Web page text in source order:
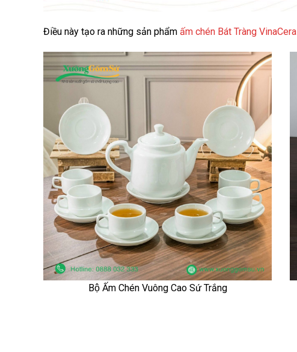
Điều này tạo ra những sản phẩm ấm chén Bát Tràng VinaCera
Bộ Ấm Chén Vuông Cao Sứ Trắng